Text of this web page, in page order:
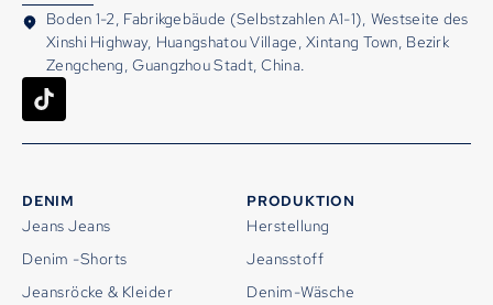
Boden 1-2, Fabrikgebäude (Selbstzahlen A1-1), Westseite des
Xinshi Highway, Huangshatou Village, Xintang Town, Bezirk
Zengcheng, Guangzhou Stadt, China.
DENIM
Jeans Jeans
Denim -Shorts
Jeansröcke & Kleider
PRODUKTION
Herstellung
Jeansstoff
Denim-Wäsche